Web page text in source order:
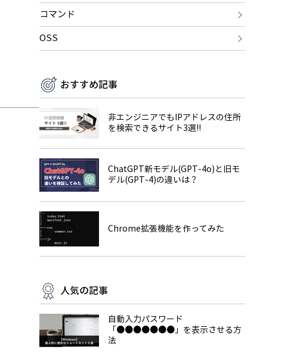
コマンド
OSS
おすすめ記事
非エンジニアでもIPアドレスの住所
を検索できるサイト3選!!
ChatGPT新モデル(GPT-4o)と旧モ
デル(GPT-4)の違いは？
Chrome拡張機能を作ってみた
人気の記事
自動入力パスワード
「●●●●●●●」を表示させる方
法